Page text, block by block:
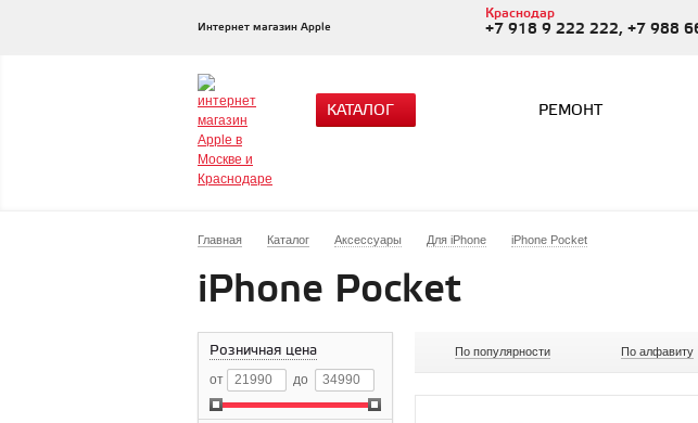
Интернет магазин Apple
Краснодар
+7 918 9 222 222, +7 988
КАТАЛОГ РЕМОНТ
Главная Каталог Аксессуары Для iPhone iPhone Pocket
iPhone Pocket
Розничная цена
от до
По популярности По алфавиту